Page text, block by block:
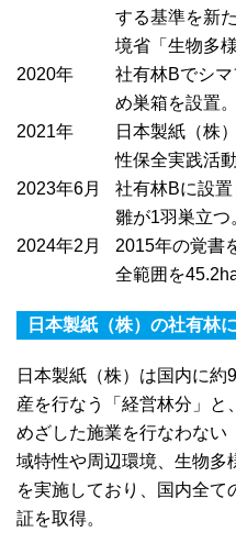
する基準を新
境省「生物多
2020年
社有林Bでシ
め巣箱を設置。
2021年
日本製紙（株
性保全実践活
2023年6月
社有林Bに設
雛が1羽巣立つ
2024年2月
2015年の覚書
全範囲を
日本製紙（株）の社有林
日本製紙（株）は国内に
産を行なう「経営林分」と
めざした施業を行なわない
域特性や周辺環境、生物多
を実施しており、国内全
証を取得。